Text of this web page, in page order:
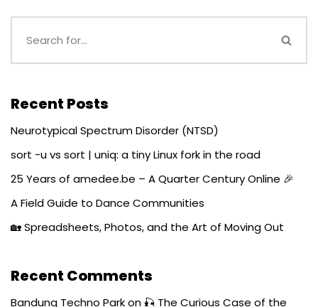
Recent Posts
Neurotypical Spectrum Disorder (NTSD)
sort -u vs sort | uniq: a tiny Linux fork in the road
25 Years of amedee.be – A Quarter Century Online 🎉
A Field Guide to Dance Communities
🏡 Spreadsheets, Photos, and the Art of Moving Out
Recent Comments
Bandung Techno Parkon 🎣 The Curious Case of the